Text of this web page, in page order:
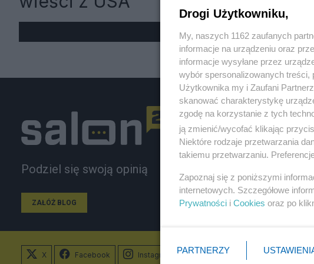
Podziel się swoją opinią
ZAŁÓŻ BLOG
Polityka
Rosja
PiS
Prezydent
NATO
X Facebook Instagram
Drogi Użytkowniku,
My, naszych 1162 zaufanych
informacje na urządzeniu oraz
informacje wysyłane przez
wybór spersonalizowanych treści,
Użytkownika my i Zaufani
skanować charakterystykę
zgodę na korzystanie z tych
ją zmienić/wycofać klikając
Niektóre rodzaje przetwarzania
takiemu przetwarzaniu.
Zapoznaj się z poniższymi
internetowych. Szczegółowe
Prywatności i Cookies oraz po
PARTNERZY